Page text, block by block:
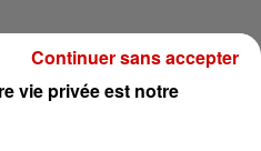
vie privée est notre
Continuer sans accepter